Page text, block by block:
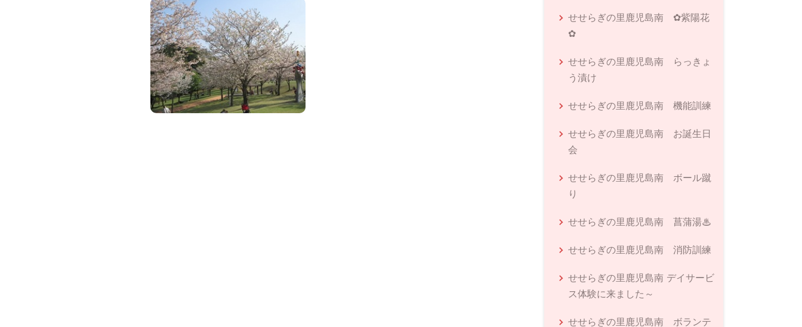
せせらぎの里鹿児島南 ✿紫陽花
✿
せせらぎの里鹿児島南 らっきょ
う漬け
せせらぎの里鹿児島南 機能訓練
せせらぎの里鹿児島南 お誕生日
会
せせらぎの里鹿児島南 ボール蹴
り
せせらぎの里鹿児島南 菖蒲湯♨
せせらぎの里鹿児島南 消防訓練
せせらぎの里鹿児島南 デイサービ
ス体験に来ました～
せせらぎの里鹿児島南 ボランテ